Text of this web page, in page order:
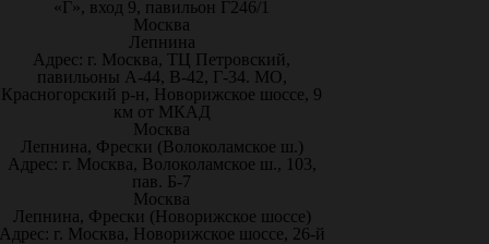
«Г», вход 9, павильон Г246/1
Москва
Лепнина
Адрес: г. Москва, ТЦ Петровский,
павильоны А-44, В-42, Г-34. МО,
Красногорский р-н, Новорижское шоссе, 9
км от МКАД
Москва
Лепнина, Фрески (Волоколамское ш.)
Адрес: г. Москва, Волоколамское ш., 103,
пав. Б-7
Москва
Лепнина, Фрески (Новорижское шоссе)
г. Москва, Новорижское шоссе, 26-й